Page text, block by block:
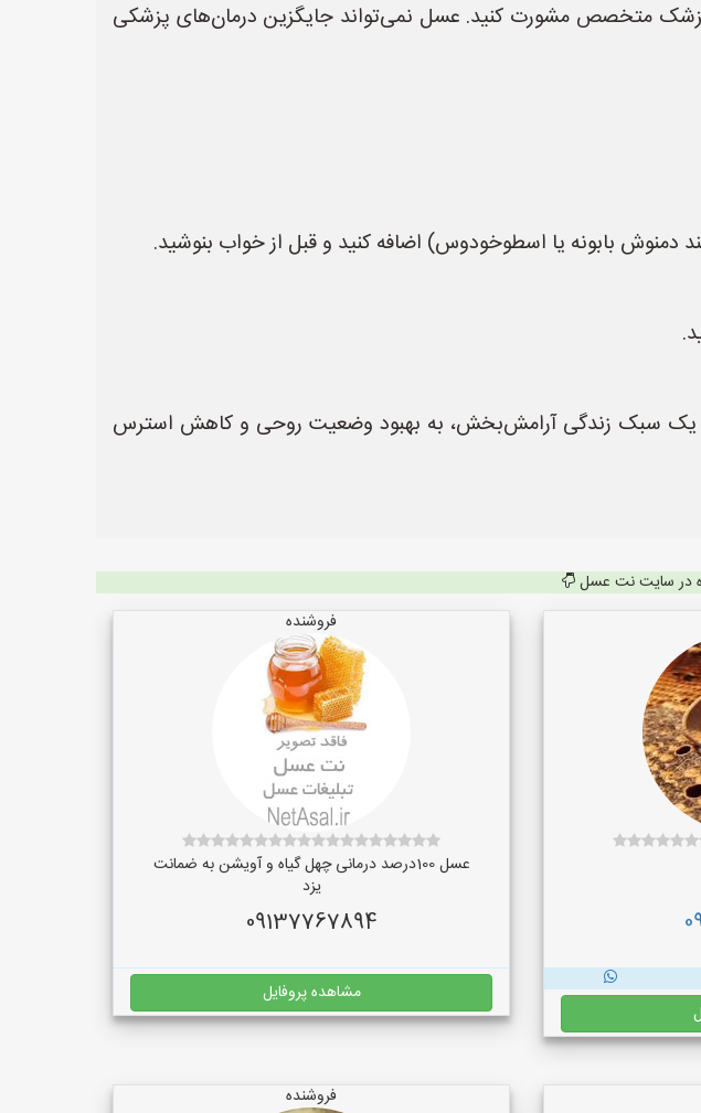
متخصص مشورت کنید. عسل نمی‌تواند جایگزین درمان‌های پزشکی
بابونه یا اسطوخودوس) اضافه کنید و قبل از خواب بنوشید.
و یک سبک زندگی آرامش‌بخش، به بهبود وضعیت روحی و کاهش استرس
در سایت نت عسل
فروشنده
عسل 100درصد درمانی چهل گیاه و آویشن به ضمانت
یزد
09137767894
مشاهده پروفایل
فروشنده